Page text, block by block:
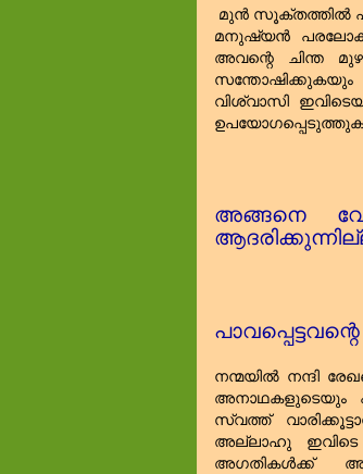
മുൻ സൂക്തത്തിൽ
മനുഷ്യൻ പരലോക
അവന്റെ ചിന്ത
സന്തോഷിക്കുകയും
വിശ്വാസി
അങ്ങനെ
നന്മയിൽ നന്ദി
അനാഥകളുടെയും
സ്വത്ത്‌
അല്ലാഹു ഇവിടെ
അഗതികൾക്ക്‌